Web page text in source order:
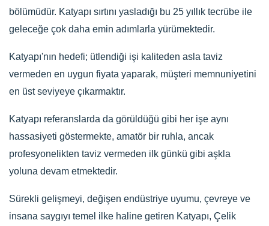
bölümüdür. Katyapı sırtını yasladığı bu 25 yıllık tecrübe ile
geleceğe çok daha emin adımlarla yürümektedir.
Katyapı'nın hedefi; ütlendiği işi kaliteden asla taviz
vermeden en uygun fiyata yaparak, müşteri memnuniyetini
en üst seviyeye çıkarmaktır.
Katyapı referanslarda da görüldüğü gibi her işe aynı
hassasiyeti göstermekte, amatör bir ruhla, ancak
profesyonelikten taviz vermeden ilk günkü gibi aşkla
yoluna devam etmektedir.
Sürekli gelişmeyi, değişen endüstriye uyumu, çevreye ve
insana saygıyı temel ilke haline getiren Katyapı, Çelik